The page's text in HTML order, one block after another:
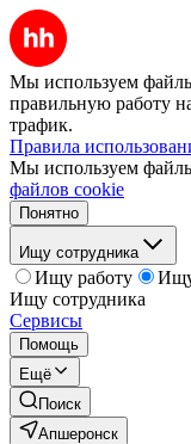
Мы используем
правильную работу
трафик.
Правила
Мы используем
файлов cookie
Понятно
Ищу сотрудника
Ищу работу
Ищу сотрудника
Сервисы
Помощь
Ещё
Поиск
Апшеронск